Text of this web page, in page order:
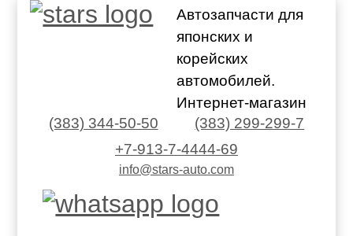
Автозапчасти для
японских и
корейских
автомобилей.
Интернет-магазин
(383) 344-50-50
(383) 299-299-7
+7-913-7-4444-69
info@stars-auto.com